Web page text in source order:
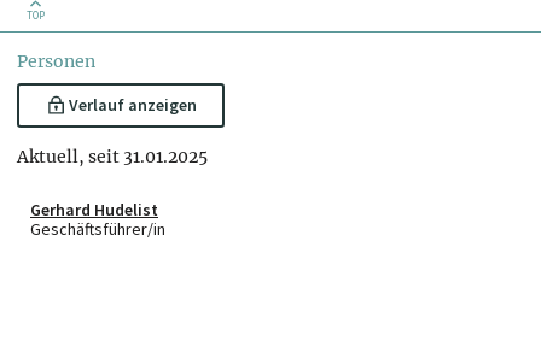
TOP
Personen
Verlauf anzeigen
Aktuell, seit 31.01.2025
Gerhard Hudelist
Geschäftsführer/in